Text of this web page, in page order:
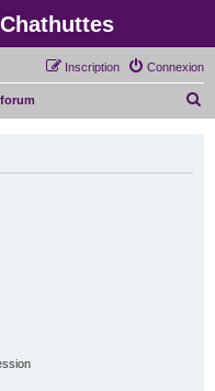
Connexion
Inscription